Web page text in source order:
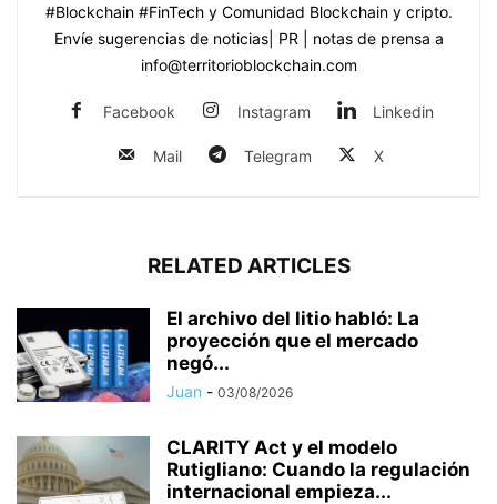
#Blockchain #FinTech y Comunidad Blockchain y cripto.
Envíe sugerencias de noticias| PR | notas de prensa a
info@territorioblockchain.com
Facebook Instagram Linkedin
Mail Telegram X
RELATED ARTICLES
El archivo del litio habló: La
proyección que el mercado
negó...
Juan - 03/08/2026
CLARITY Act y el modelo
Rutigliano: Cuando la regulación
internacional empieza...